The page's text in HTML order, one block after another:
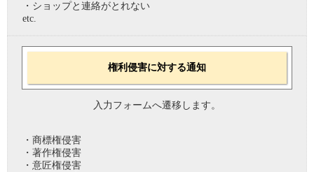
・ショップと連絡がとれない
etc.
権利侵害に対する通知
入力フォームへ遷移します。
・商標権侵害
・著作権侵害
・意匠権侵害